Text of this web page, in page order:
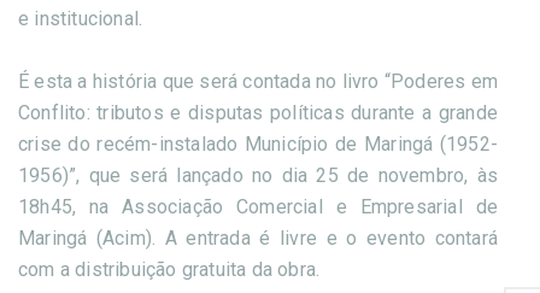
e institucional.
É esta a história que será contada no livro “Poderes em
Conflito: tributos e disputas políticas durante a grande
crise do recém-instalado Município de Maringá (1952-
1956)”, que será lançado no dia 25 de novembro, às
18h45, na Associação Comercial e Empresarial de
Maringá (Acim). A entrada é livre e o evento contará
com a distribuição gratuita da obra.